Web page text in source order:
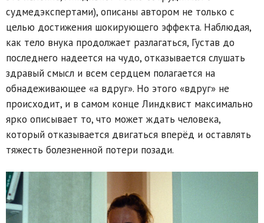
судмедэкспертами), описаны автором не только с
целью достижения шокирующего эффекта. Наблюдая,
как тело внука продолжает разлагаться, Густав до
последнего надеется на чудо, отказывается слушать
здравый смысл и всем сердцем полагается на
обнадеживающее «а вдруг». Но этого «вдруг» не
происходит, и в самом конце Линдквист максимально
ярко описывает то, что может ждать человека,
который отказывается двигаться вперёд и оставлять
тяжесть болезненной потери позади.